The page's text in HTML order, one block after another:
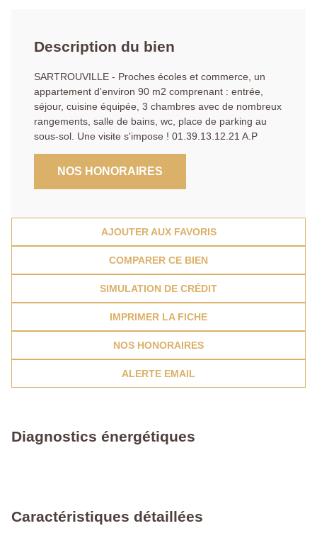
Description du bien
SARTROUVILLE - Proches écoles et commerce, un
appartement d'environ 90 m2 comprenant : entrée,
séjour, cuisine équipée, 3 chambres avec de nombreux
rangements, salle de bains, wc, place de parking au
sous-sol. Une visite s'impose ! 01.39.13.12.21 A.P
NOS HONORAIRES
AJOUTER AUX FAVORIS
COMPARER CE BIEN
SIMULATION DE CRÉDIT
IMPRIMER LA FICHE
NOS HONORAIRES
ALERTE EMAIL
Diagnostics énergétiques
Caractéristiques détaillées